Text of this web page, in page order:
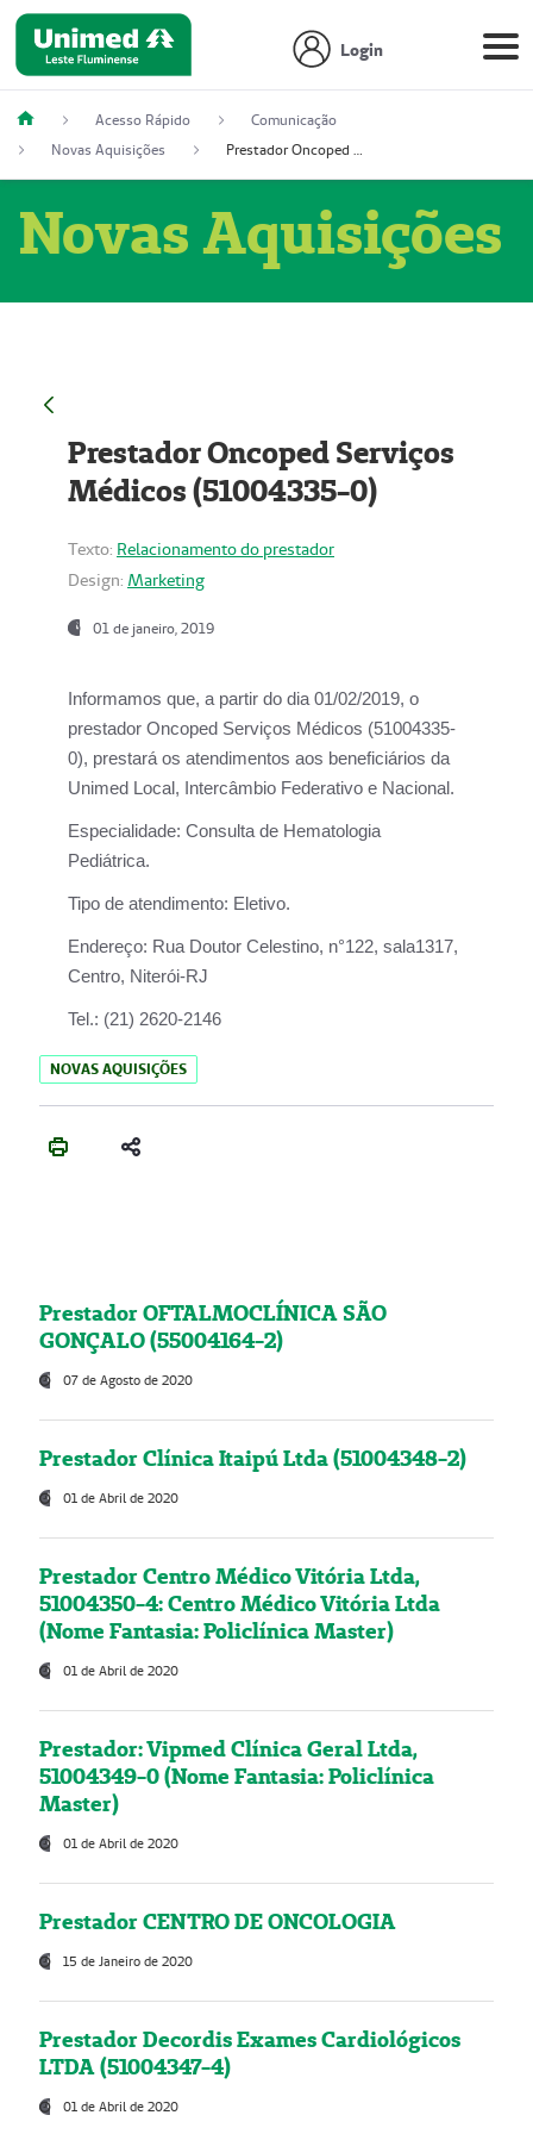
Login
Acesso Rápido
Comunicação
Novas Aquisições
Prestador Oncoped Serviços Médicos (51004335-0)
Novas Aquisições
Prestador Oncoped Serviços
Médicos (51004335-0)
Texto: Relacionamento do prestador
Design: Marketing
01 de janeiro, 2019
Informamos que, a partir do dia 01/02/2019, o
prestador Oncoped Serviços Médicos (51004335-
0), prestará os atendimentos aos beneficiários da
Unimed Local, Intercâmbio Federativo e Nacional.
Especialidade: Consulta de Hematologia
Pediátrica.
Tipo de atendimento: Eletivo.
Endereço: Rua Doutor Celestino, n°122, sala1317,
Centro, Niterói-RJ
Tel.: (21) 2620-2146
NOVAS AQUISIÇÕES
Prestador OFTALMOCLÍNICA SÃO
GONÇALO (55004164-2)
07 de Agosto de 2020
Prestador Clínica Itaipú Ltda (51004348-2)
01 de Abril de 2020
Prestador Centro Médico Vitória Ltda,
51004350-4: Centro Médico Vitória Ltda
(Nome Fantasia: Policlínica Master)
01 de Abril de 2020
Prestador: Vipmed Clínica Geral Ltda,
51004349-0 (Nome Fantasia: Policlínica
Master)
01 de Abril de 2020
Prestador CENTRO DE ONCOLOGIA
15 de Janeiro de 2020
Prestador Decordis Exames Cardiológicos
LTDA (51004347-4)
01 de Abril de 2020